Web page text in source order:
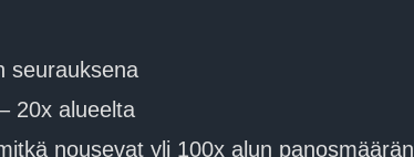
seurauksena
20x alueelta
nousevat yli 100x alun panosmäärän